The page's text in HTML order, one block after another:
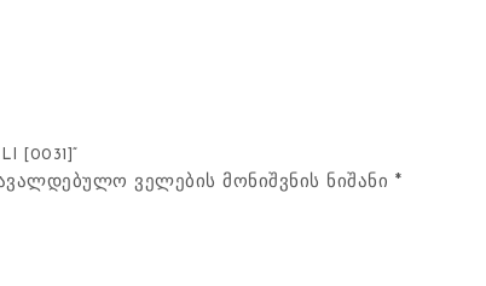
[0031]“
ველების მონიშვნის ნიშანი *